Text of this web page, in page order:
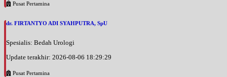
Pusat Pertamina
dr. FIRTANTYO ADI SYAHPUTRA, SpU
Spesialis: Bedah Urologi
Update terakhir: 2026-08-06 18:29:29
Pusat Pertamina